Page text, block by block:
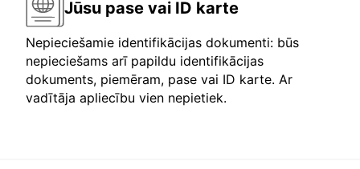
Jūsu pase vai ID karte
Nepieciešamie identifikācijas dokumenti: būs
nepieciešams arī papildu identifikācijas
dokuments, piemēram, pase vai ID karte. Ar
vadītāja apliecību vien nepietiek.